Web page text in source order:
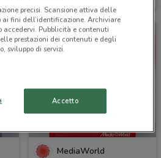
MediaWorld
precisi. Scansione attiva delle
fini dell’identificazione. Archiviare
accedervi. Pubblicità e contenuti
prestazioni dei contenuti e degli
sviluppo di servizi.
Accetto